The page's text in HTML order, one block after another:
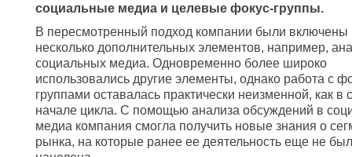
социальные медиа и целевые фокус-группы.
В пересмотренный подход компании были включены
несколько дополнительных элементов, например,
социальных медиа. Одновременно более широко
использовались другие элементы, однако работа с
группами оставалась практически неизменной, как в
начале цикла. С помощью анализа обсуждений в
медиа компания смогла получить новые знания о
рынка, на которые ранее ее деятельность еще не